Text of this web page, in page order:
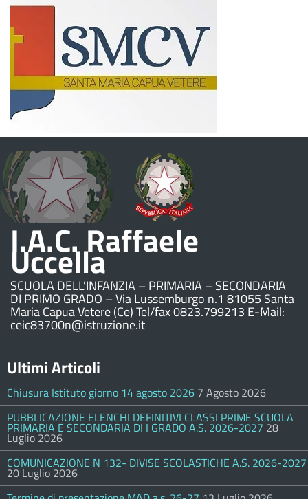
I.A.C. Raffaele
Uccella
SCUOLA DELL’INFANZIA – PRIMARIA – SECONDARIA
DI PRIMO GRADO – Via Lussemburgo n.1 81055 Santa
Maria Capua Vetere (Ce) Tel/fax 0823.799213 E-Mail:
ceic83700n@istruzione.it
Ultimi Articoli
Chiusura Istituto giorno 14 agosto 2026 7 Agosto 2026
PUBBLICAZIONE ELENCHI DEFINITIVI CLASSI PRIME SCUOLA
PRIMARIA E SECONDARIA DI I GRADO A.S. 2026-2027 28
Luglio 2026
COMUNICAZIONE N 132- DIVISE SCOLASTICHE A.S. 2026-2027
20 Luglio 2026